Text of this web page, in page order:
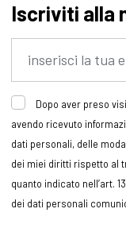
Iscriviti alla
Dopo aver preso
avendo ricevuto
dati personali, delle
dei miei diritti rispetto al
quanto indicato nell’art.
dei dati personali